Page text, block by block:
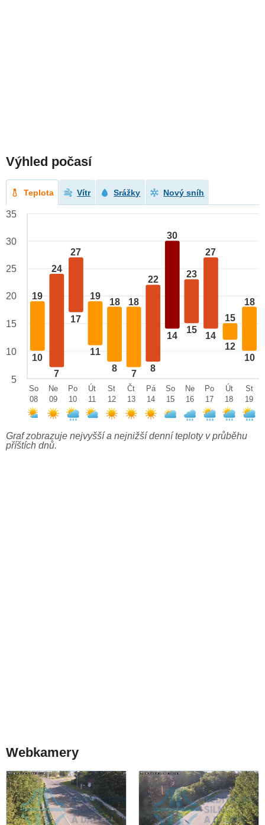
Výhled počasí
Teplota Vítr Srážky Nový sníh
19
10
24
7
27
17
19
11
18
8
18
7
22
8
30
14
23
15
27
14
15
12
18
10
35
30
25
20
15
10
5
So
08
Ne
09
Po
10
Út
11
St
12
Čt
13
Pá
14
So
15
Ne
16
Po
17
Út
18
St
19
Graf zobrazuje nejvyšší a nejnižší denní teploty v průběhu
příštích dnů.
Webkamery